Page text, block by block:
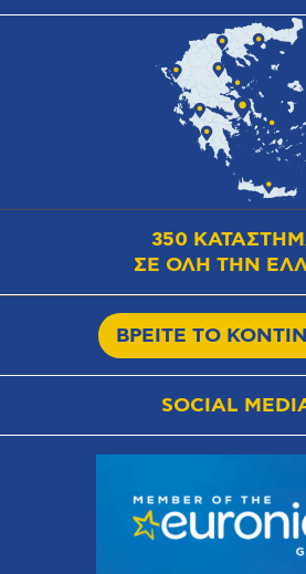
350
ΣΕ ΟΛΗ ΤΗΝ
ΒΡΕΙΤΕ ΤΟ
SOCIAL